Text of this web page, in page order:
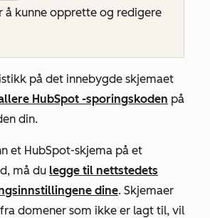
å kunne opprette og redigere
på det innebygde skjemaet
HubSpot -sporingskoden på
din.
et HubSpot-skjema på et
må du legge til nettstedets
dine. Skjemaer
domener som ikke er lagt til, vil